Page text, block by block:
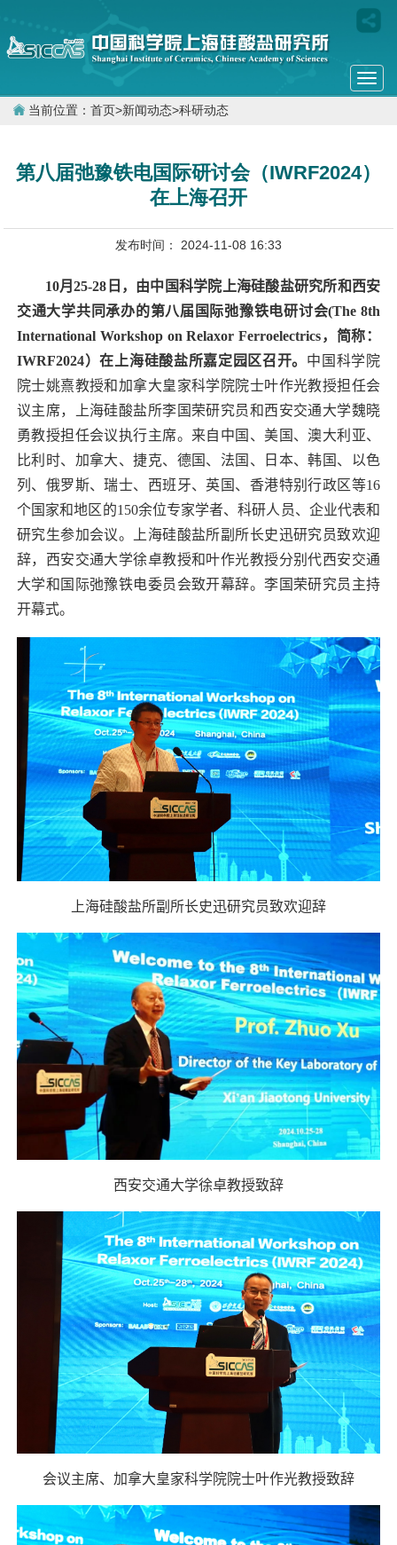
当前位置： 首页>新闻动态>科研动态
第八届弛豫铁电国际研讨会（IWRF2024）
在上海召开
发布时间： 2024-11-08 16:33
10月25-28 日，由中国科学院上海硅酸盐研究所和西安
交通大学共同承办的第八届国际弛豫铁电研讨会(The 8th
International Workshop on Relaxor Ferroelectrics，简称：
IWRF2024）在上海硅酸盐所嘉定园区召开。 中国科学院
院士姚熹教授和加拿大皇家科学院院士叶作光教授担任会
议主席，上海硅酸盐所李国荣研究员和西安交通大学魏晓
勇教授担任会议执行主席。来自中国、美国、澳大利亚、
比利时、加拿大、捷克、德国、法国、日本、韩国、以色
列、俄罗斯、瑞士、西班牙、英国、香港特别行政区等16
个国家和地区的150余位专家学者、科研人员、企业代表和
研究生参加会议。上海硅酸盐所副所长史迅研究员致欢迎
辞，西安交通大学徐卓教授和叶作光教授分别代西安交通
大学和国际弛豫铁电委员会致开幕辞。李国荣研究员主持
开幕式。
上海硅酸盐所副所长史迅研究员致欢迎辞
西安交通大学徐卓教授致辞
会议主席、加拿大皇家科学院院士叶作光教授致辞